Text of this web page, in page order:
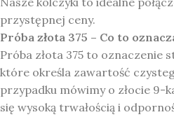
przystępnej ceny.
Próba złota 375 – Co to
Próba złota 375 to oznaczenie
które określa zawartość
przypadku mówimy o złocie
się wysoką trwałością i